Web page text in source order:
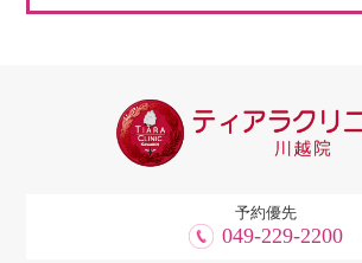
予約優先
049-229-2200